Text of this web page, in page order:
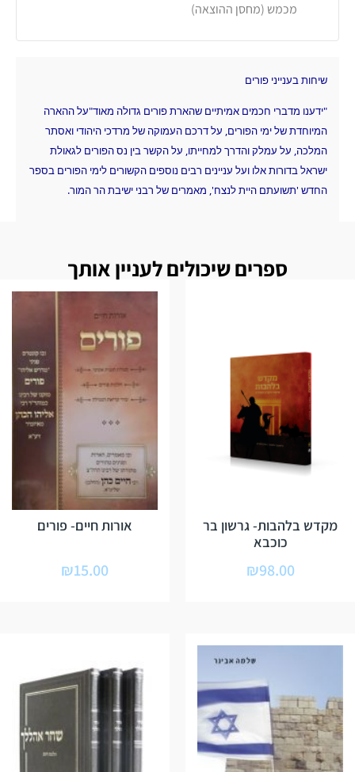
מכמש (מחסן ההוצאה)
שיחות בענייני פורים
"ידענו מדברי חכמים אמיתיים שהארת פורים גדולה מאוד"על ההארה
המיוחדת של ימי הפורים, על דרכם העמוקה של מרדכי היהודי ואסתר
המלכה, על עמלק והדרך למחייתו, על הקשר בין נס הפורים לגאולת
ישראל בדורות אלו ועל עניינים רבים נוספים הקשורים לימי הפורים בספר
החדש 'תשועתם היית לנצח', מאמרים של רבני ישיבת הר המור.
ספרים שיכולים לעניין אותך
מקדש בלהבות- גרשון בר
כוכבא
₪98.00
אורות חיים- פורים
₪15.00